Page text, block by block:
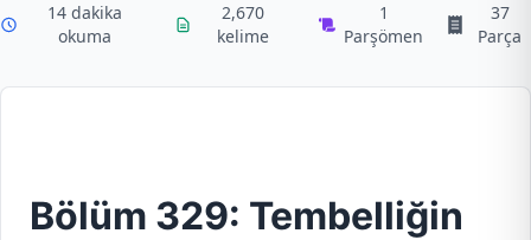
14 dakika
okuma
2,670
kelime
1
Parşömen
37
Parça
Bölüm 329: Tembelliğin